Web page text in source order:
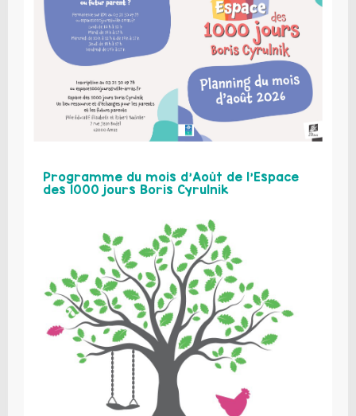
Programme du mois d’Août de l’Espace
des 1000 jours Boris Cyrulnik